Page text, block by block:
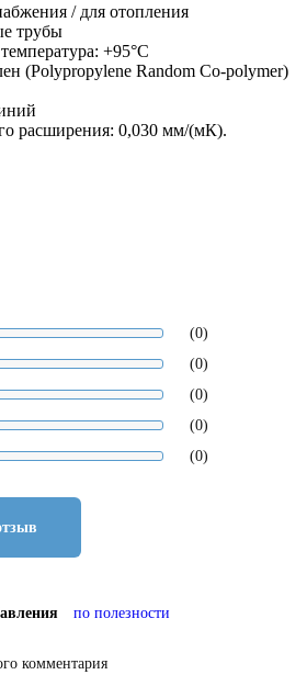
/ для отопления
трубы
+95°С
(Polypropylene Random Co-polymer)
расширения: 0,030 мм/(мК).
(0)
(0)
(0)
(0)
(0)
по полезности
комментария